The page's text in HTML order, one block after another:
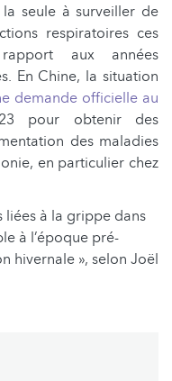
la seule à surveiller de
respiratoires ces
aux années
En Chine, la situation
demande officielle au
pour obtenir des
des maladies
en particulier chez
liées à la grippe dans
à l’époque pré-
hivernale », selon Joël